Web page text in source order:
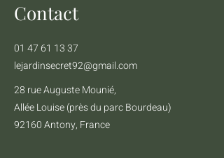
Contact
01 47 61 13 37
lejardinsecret92@gmail.com
28 rue Auguste Mounié,
Allée Louise (près du parc Bourdeau)
92160 Antony, France